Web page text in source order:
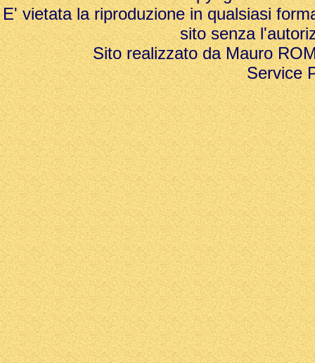
E' vietata la riproduzione in qualsiasi
sito senza
Sito realizzato da Mauro
Service